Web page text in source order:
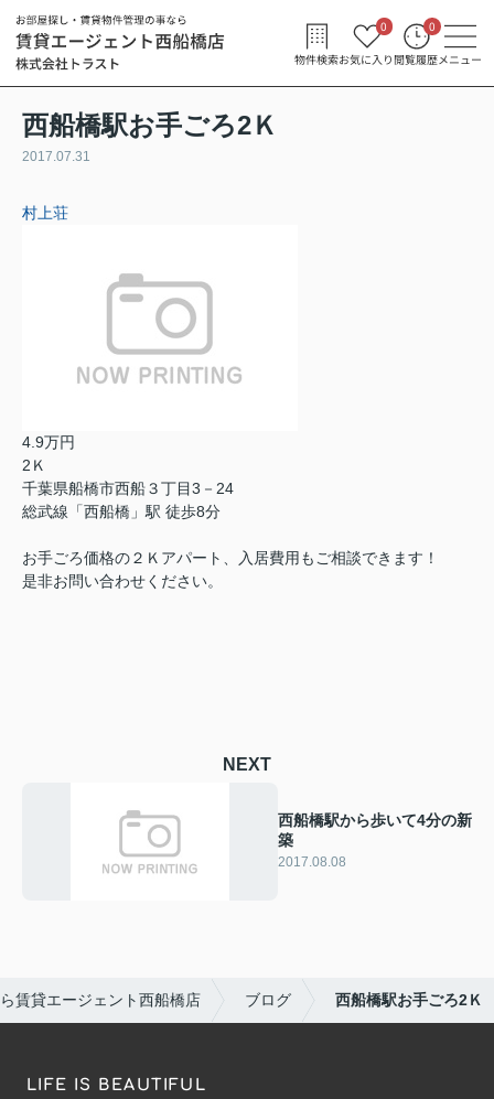
物件検索お気に入り
0
閲覧履歴
0
メニュー
西船橋駅お手ごろ2Ｋ
2017.07.31
村上荘
4.9万円
2Ｋ
千葉県船橋市西船３丁目3－24
総武線「西船橋」駅 徒歩8分
お手ごろ価格の２Ｋアパート、入居費用もご相談できます！
是非お問い合わせください。
NEXT
西船橋駅から歩いて4分の新
築
2017.08.08
賃貸エージェント西船橋店 ブログ 西船橋駅お手ごろ2Ｋ
LIFE IS BEAUTIFUL